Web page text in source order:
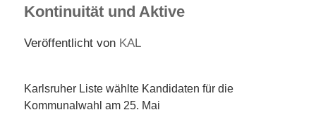
Kontinuität und Aktive
Veröffentlicht von KAL
Karlsruher Liste wählte Kandidaten für die
Kommunalwahl am 25. Mai